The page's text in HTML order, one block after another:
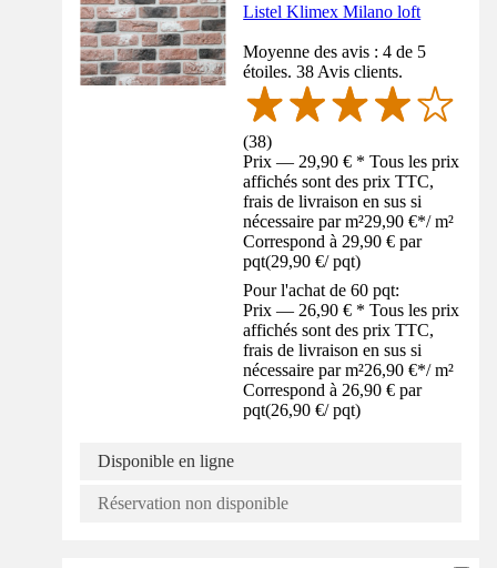
Listel Klimex Milano loft
Moyenne des avis : 4 de 5
étoiles. 38 Avis clients.
(38)
Prix — 29,90 € * Tous les prix
affichés sont des prix TTC,
frais de livraison en sus si
nécessaire par m²29,90 €*/ m²
Correspond à 29,90 € par
pqt(29,90 €/ pqt)
Pour l'achat de 60 pqt:
Prix — 26,90 € * Tous les prix
affichés sont des prix TTC,
frais de livraison en sus si
nécessaire par m²26,90 €*/ m²
Correspond à 26,90 € par
pqt(26,90 €/ pqt)
Disponible en ligne
Réservation non disponible